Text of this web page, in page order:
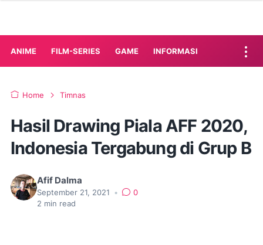
ANIME FILM-SERIES GAME INFORMASI
Home Timnas
Hasil Drawing Piala AFF 2020,
Indonesia Tergabung di Grup B
Afif Dalma
September 21, 2021 •
0
2 min read